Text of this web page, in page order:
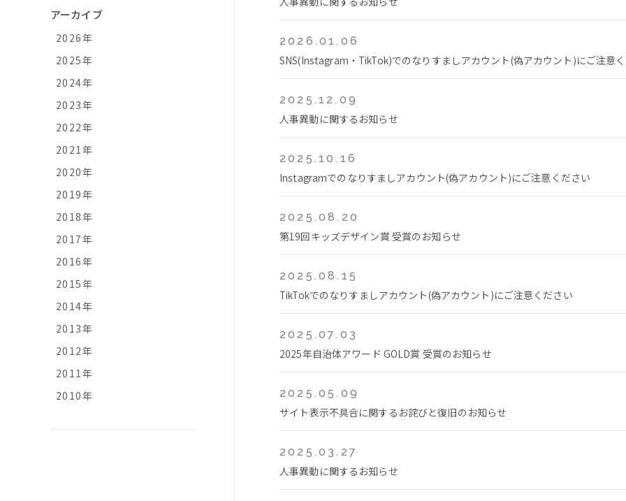
2026.01.06
SNS(Instagram・TikTok)でのなりすましアカウント(偽アカウント)にご注意
2025.12.09
人事異動に関するお知らせ
2025.10.16
Instagramでのなりすましアカウント(偽アカウント)にご注意ください
2025.08.20
第19回キッズデザイン賞 受賞のお知らせ
2025.08.15
TikTokでのなりすましアカウント(偽アカウント)にご注意ください
2025.07.03
2025年自治体アワード GOLD賞 受賞のお知らせ
2025.05.09
サイト表示不具合に関するお詫びと復旧のお知らせ
2025.03.27
人事異動に関するお知らせ
アーカイブ
2026年
2025年
2024年
2023年
2022年
2021年
2020年
2019年
2018年
2017年
2016年
2015年
2014年
2013年
2012年
2011年
2010年